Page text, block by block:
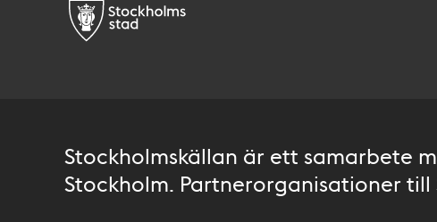
Stockholmskällan är ett samarbete
Stockholm. Partnerorganisationer till